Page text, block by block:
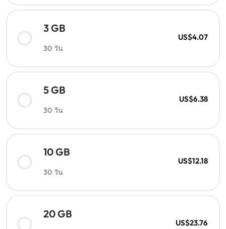
3 GB
30 วัน
US$4.07
5 GB
30 วัน
US$6.38
10 GB
30 วัน
US$12.18
20 GB
US$23.76